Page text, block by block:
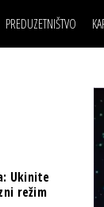
PREDUZETNIŠTVO
SCENA
I KOMUNIKACIJE
I AI
Ukinite
režim